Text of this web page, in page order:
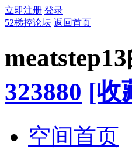
立即注册 登录
52梯控论坛 返回首页
323880 [收
空间首页